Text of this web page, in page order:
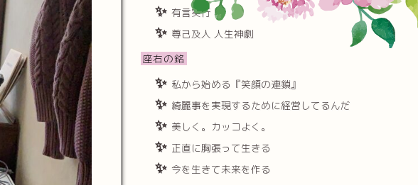
有言実行
尊己及人 人生神劇
座右の銘
私から始める『笑顔の連鎖』
綺麗事を実現するために経営してるんだ
美しく。カッコよく。
正直に胸張って生きる
今を生きて未来を作る